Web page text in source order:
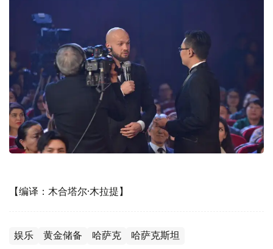
【编译：木合塔尔·木拉提】
娱乐 黄金储备 哈萨克 哈萨克斯坦